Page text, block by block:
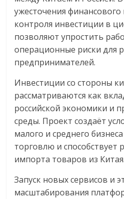
ужесточения
контроля инвестиции в
позволяют упростить
операционные риски для
предпринимателей.
Инвестиции со стороны
рассматриваются как
российской экономики и
среды. Проект создаёт
малого и среднего
торговлю и способствует
импорта товаров из Китая.
Запуск новых сервисов и
масштабирования